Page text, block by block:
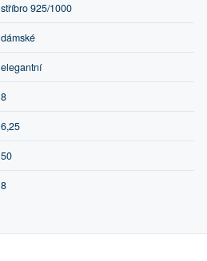
stříbro 925/1000
dámské
elegantní
8
6,25
50
8